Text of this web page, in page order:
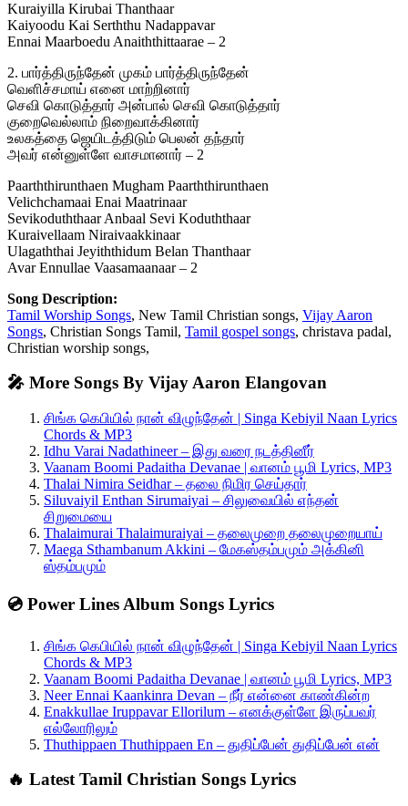
Kuraiyilla Kirubai Thanthaar
Kaiyoodu Kai Serththu Nadappavar
Ennai Maarboedu Anaiththittaarae – 2
2. பார்த்திருந்தேன் முகம் பார்த்திருந்தேன்
வெளிச்சமாய் எனை மாற்றினார்
செவி கொடுத்தார் அன்பால் செவி கொடுத்தார்
குறைவெல்லாம் நிறைவாக்கினார்
உலகத்தை ஜெயிடத்திடும் பெலன் தந்தார்
அவர் என்னுள்ளே வாசமானார் – 2
Paarththirunthaen Mugham Paarththirunthaen
Velichchamaai Enai Maatrinaar
Sevikoduththaar Anbaal Sevi Koduththaar
Kuraivellaam Niraivaakkinaar
Ulagaththai Jeyiththidum Belan Thanthaar
Avar Ennullae Vaasamaanaar – 2
Song Description:
Tamil Worship Songs, New Tamil Christian songs, Vijay Aaron
Songs, Christian Songs Tamil, Tamil gospel songs, christava padal,
Christian worship songs,
🎤 More Songs By Vijay Aaron Elangovan
சிங்க கெபியில் நான் விழுந்தேன் | Singa Kebiyil Naan Lyrics
Chords & MP3
Idhu Varai Nadathineer – இது வரை நடத்தினீர்
Vaanam Boomi Padaitha Devanae | வானம் பூமி Lyrics, MP3
Thalai Nimira Seidhar – தலை நிமிர செய்தார்
Siluvaiyil Enthan Sirumaiyai – சிலுவையில் எந்தன்
சிறுமையை
Thalaimurai Thalaimuraiyai – தலைமுறை தலைமுறையாய்
Maega Sthambanum Akkini – மேகஸ்தம்பமும் அக்கினி
ஸ்தம்பமும்
💿 Power Lines Album Songs Lyrics
சிங்க கெபியில் நான் விழுந்தேன் | Singa Kebiyil Naan Lyrics
Chords & MP3
Vaanam Boomi Padaitha Devanae | வானம் பூமி Lyrics, MP3
Neer Ennai Kaankinra Devan – நீர் என்னை காண்கின்ற
Enakkullae Iruppavar Ellorilum – எனக்குள்ளே இருப்பவர்
எல்லோரிலும்
Thuthippaen Thuthippaen En – துதிப்பேன் துதிப்பேன் என்
🔥 Latest Tamil Christian Songs Lyrics